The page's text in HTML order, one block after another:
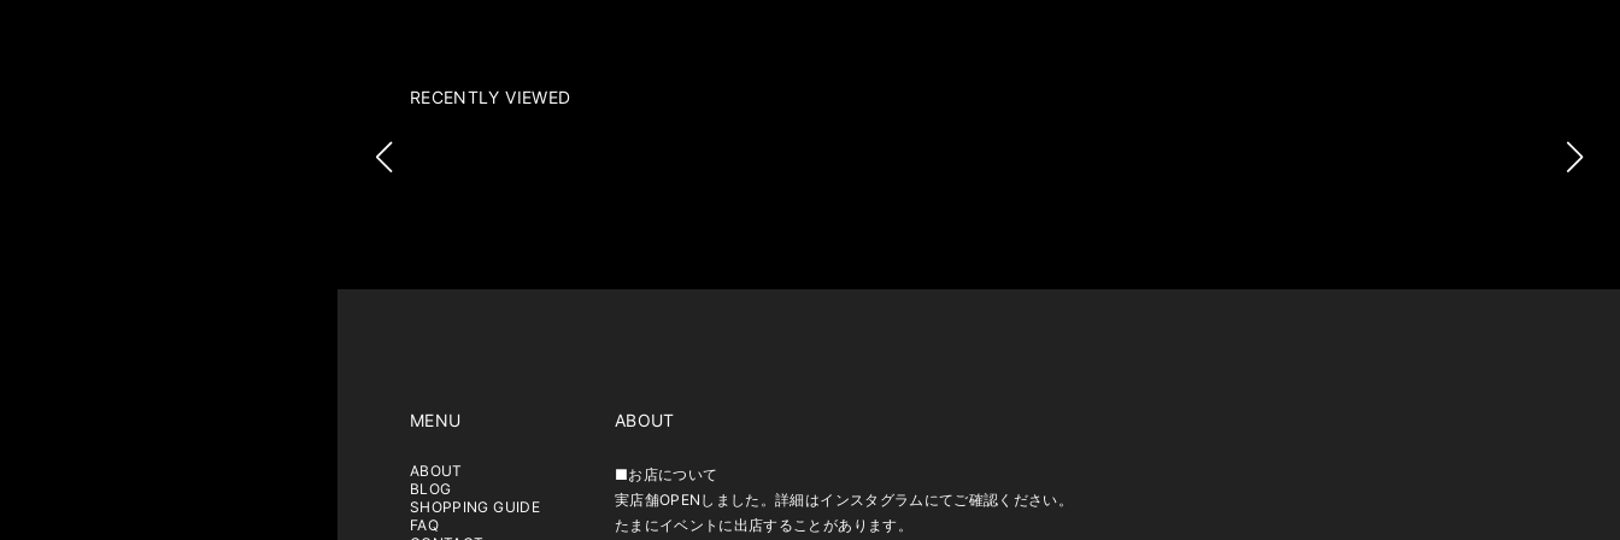
RECENTLY VIEWED
ABOUT
■お店について
実店舗OPENしました。詳細はインスタグラムにてご確認ください。
たまにイベントに出店することがあります。
MENU
ABOUT
BLOG
SHOPPING GUIDE
FAQ